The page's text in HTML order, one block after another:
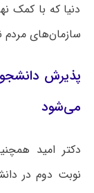
دنیا که با کمک
سازمان‌های
پذیرش
می‌شود
دکتر امید
نوبت دوم در